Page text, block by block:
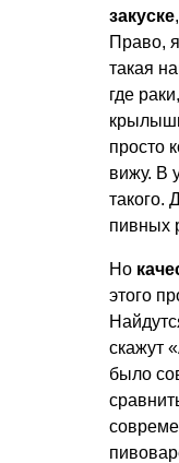
закуске
Право,
такая
где
просто
вижу. В
такого.
пивных
Но
этого
скажут
было